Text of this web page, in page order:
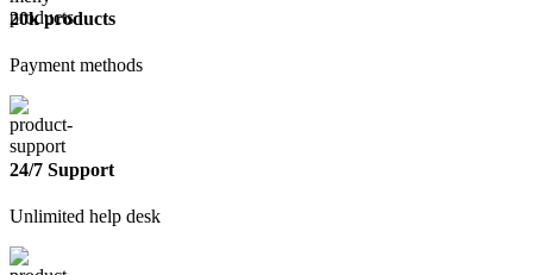
20k products
Payment methods
24/7 Support
Unlimited help desk